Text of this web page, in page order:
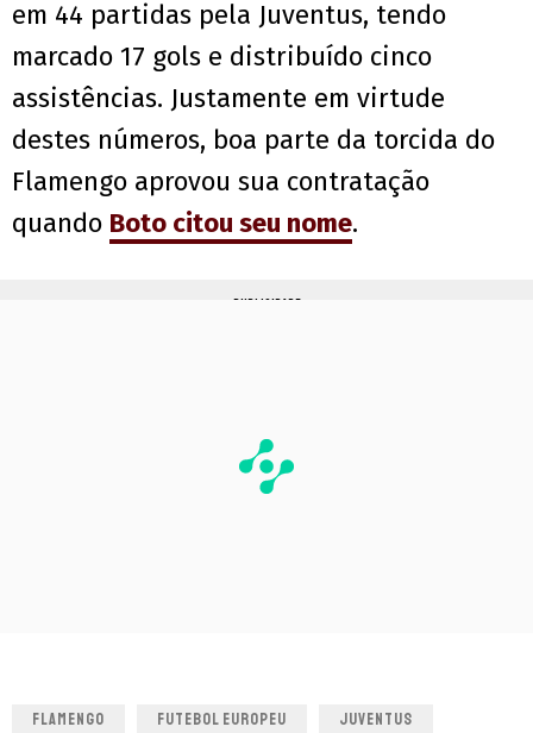
em 44 partidas pela Juventus, tendo
marcado 17 gols e distribuído cinco
assistências. Justamente em virtude
destes números, boa parte da torcida do
Flamengo aprovou sua contratação
quando Boto citou seu nome.
PUBLICIDADE
FLAMENGO FUTEBOL EUROPEU JUVENTUS